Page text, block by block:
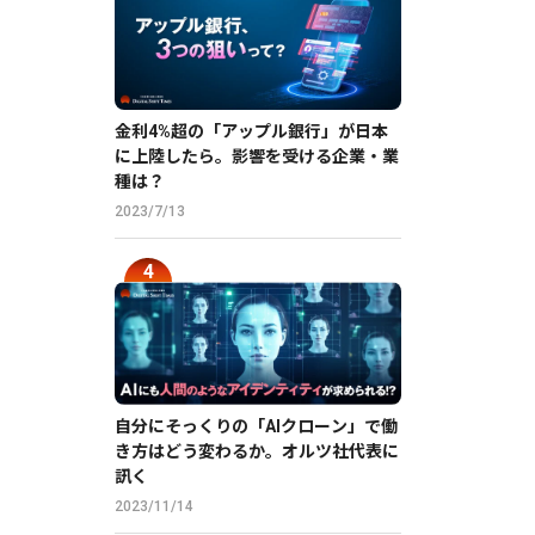
金利4%超の「アップル銀行」が日本
に上陸したら。影響を受ける企業・業
種は？
2023/7/13
自分にそっくりの「AIクローン」で働
き方はどう変わるか。オルツ社代表に
訊く
2023/11/14